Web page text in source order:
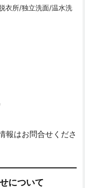
衣所/独立洗面/温水洗
報はお問合せくださ
について